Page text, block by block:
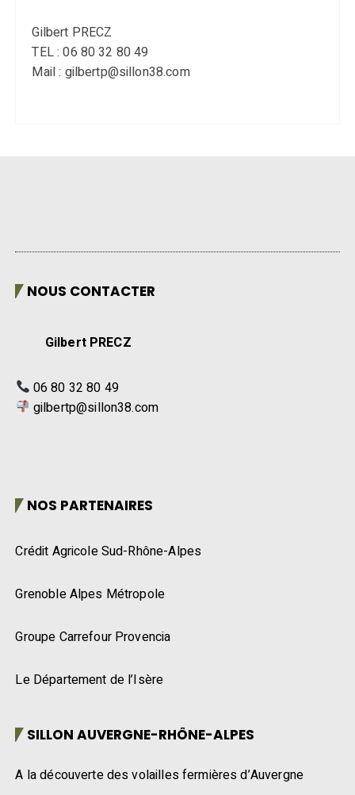
Gilbert PRECZ
TEL : 06 80 32 80 49
Mail : gilbertp@sillon38.com
NOUS CONTACTER
Gilbert PRECZ
06 80 32 80 49
gilbertp@sillon38.com
NOS PARTENAIRES
Crédit Agricole Sud-Rhône-Alpes
Grenoble Alpes Métropole
Groupe Carrefour Provencia
Le Département de l’Isère
SILLON AUVERGNE-RHÔNE-ALPES
A la découverte des volailles fermières d’Auvergne